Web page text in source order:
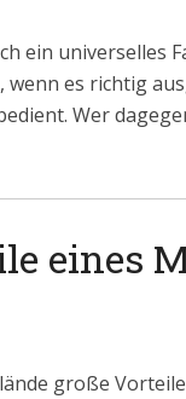
ein universelles
es richtig
Wer
eines
große